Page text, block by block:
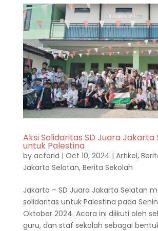
Aksi Solidaritas SD Juara Jakarta
untuk Palestina
by acforid | Oct 10, 2024 | Artikel,
Jakarta Selatan, Berita Sekolah
Jakarta – SD Juara Jakarta Selatan
solidaritas untuk Palestina pada
Oktober 2024. Acara ini diikuti oleh
guru, dan staf sekolah sebagai